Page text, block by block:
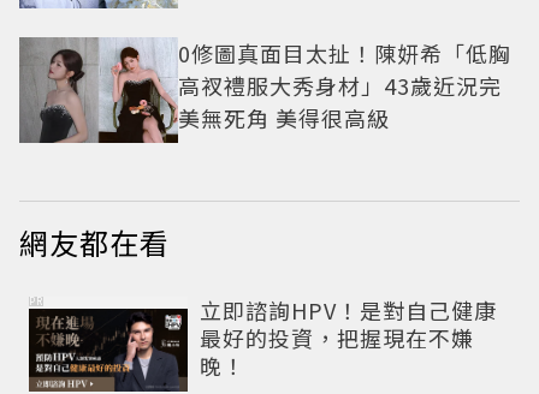
0修圖真面目太扯！陳妍希「低胸
高衩禮服大秀身材」43歲近況完
美無死角 美得很高級
網友都在看
立即諮詢HPV！是對自己健康
最好的投資，把握現在不嫌
晚！
PR